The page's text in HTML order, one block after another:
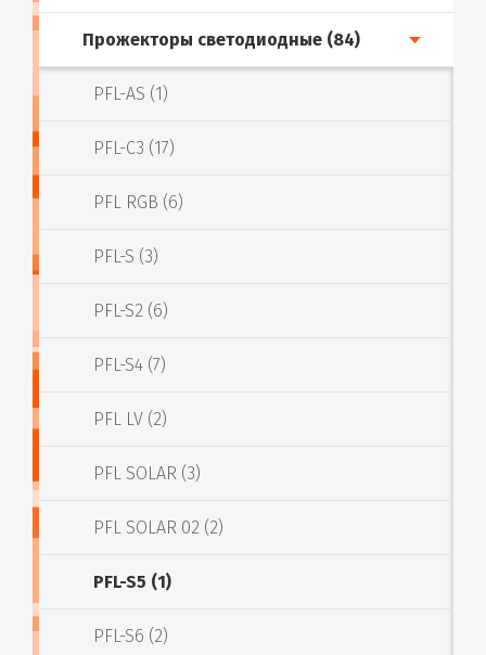
Прожекторы светодиодные (84)
PFL-AS (1)
PFL-C3 (17)
PFL RGB (6)
PFL-S (3)
PFL-S2 (6)
PFL-S4 (7)
PFL LV (2)
PFL SOLAR (3)
PFL SOLAR 02 (2)
PFL-S5 (1)
PFL-S6 (2)